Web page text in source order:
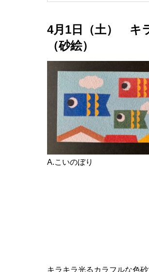
4月1日（土） キ
（砂絵）
A.こいのぼり
キラキラ光るカラフルな色